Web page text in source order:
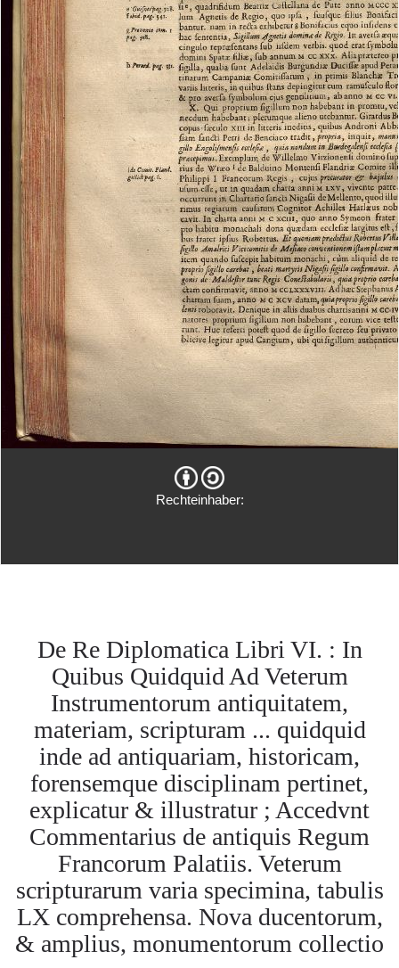
Rechteinhaber:
De Re Diplomatica Libri VI. : In
Quibus Quidquid Ad Veterum
Instrumentorum antiquitatem,
materiam, scripturam ... quidquid
inde ad antiquariam, historicam,
forensemque disciplinam pertinet,
explicatur & illustratur ; Accedvnt
Commentarius de antiquis Regum
Francorum Palatiis. Veterum
scripturarum varia specimina, tabulis
LX comprehensa. Nova ducentorum,
& amplius, monumentorum collectio